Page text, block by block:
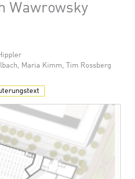
Wawrowsky
Maria Kimm, Tim Rossberg